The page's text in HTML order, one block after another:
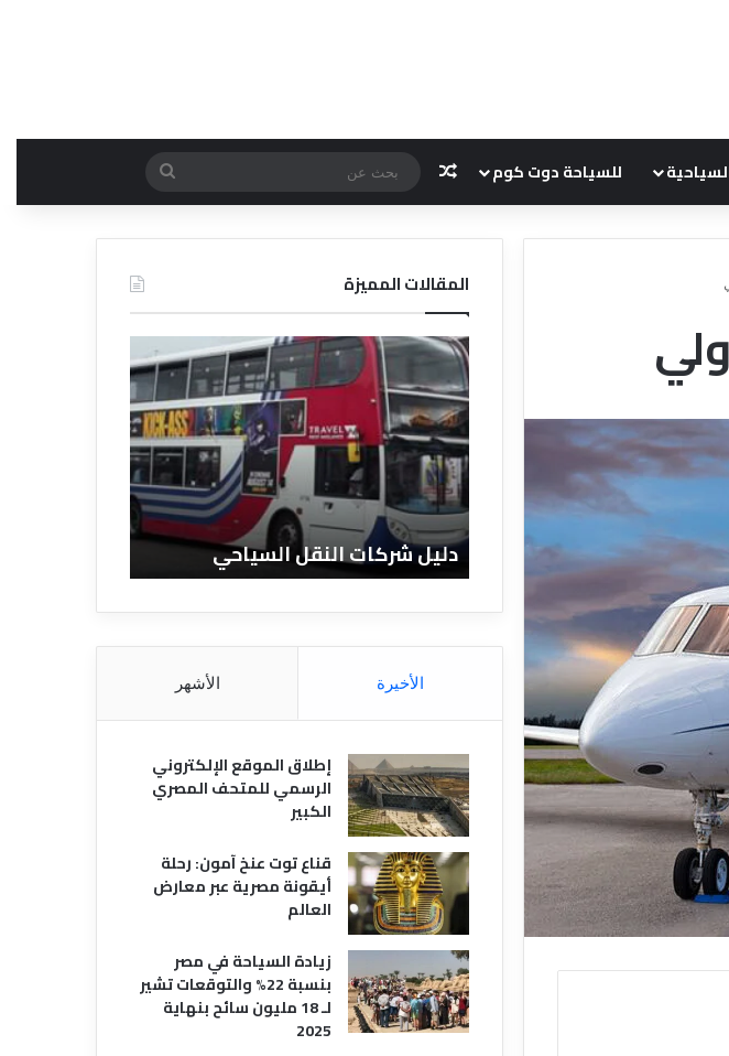
للسياحة دوت كوم مقال عشوائي
عن
المقالات المميزة
النقل السياحي
د
ل
ي
ل
ش
ر
ا
ت
ل
ل
س
ح
ي
دليل شركات النقل السياحي
م
ي
الأخيرة الأشهر
إطلاق الموقع الإلكتروني
الرسمي للمتحف المصري
الكبير
قناع توت عنخ آمون: رحلة
أيقونة مصرية عبر معارض
العالم
زيادة السياحة في مصر
بنسبة 22% والتوقعات تشير
لـ 18 مليون سائح بنهاية
2025